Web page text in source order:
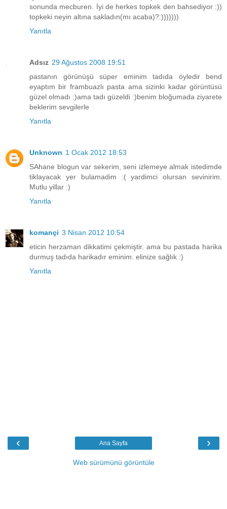
sonunda mecburen. İyi de herkes topkek den bahsediyor :))
topkeki neyin altına sakladın(mı acaba)?:)))))))
Yanıtla
Adsız 29 Ağustos 2008 19:51
pastanın görünüşü süper eminim tadıda öyledir bend
eyaptım bir frambuazlı pasta ama sizinki kadar görüntüsü
güzel olmadı :)ama tadı güzeldi :)benim bloğumada ziyarete
beklerim sevgilerle
Yanıtla
Unknown 1 Ocak 2012 18:53
SAhane blogun var sekerim, seni izlemeye almak istedimde
tiklayacak yer bulamadim :( yardimci olursan sevinirim.
Mutlu yillar :)
Yanıtla
komançi 3 Nisan 2012 10:54
eticin herzaman dikkatimi çekmiştir. ama bu pastada harika
durmuş tadıda harikadır eminim. elinize sağlık :)
Yanıtla
‹ ›
Ana Sayfa
Web sürümünü görüntüle